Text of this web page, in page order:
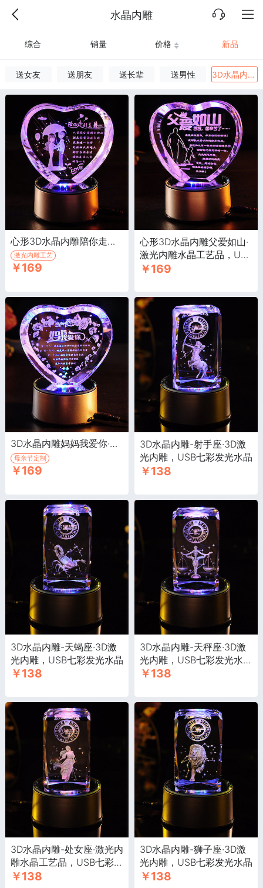
水晶内雕
综合 销量 价格 新品
送女友 送朋友 送长辈 送男性 3D水晶内雕
心形3D水晶内雕陪你走到老·激光内雕水晶工艺品，USB七彩旋转发光, 带音乐底座
激光内雕工艺
￥169
心形3D水晶内雕父爱如山·
激光内雕水晶工艺品，USB
七彩旋转发光带音乐,送父
￥169
3D水晶内雕妈妈我爱你·激光内雕水晶工艺品，USB七彩旋转发光,送妈妈礼物
母亲节定制
￥169
3D水晶内雕-射手座·3D激
光内雕，USB七彩发光水晶
￥138
3D水晶内雕-天蝎座·3D激
光内雕，USB七彩发光水晶
￥138
3D水晶内雕-天秤座·3D激
光内雕，USB七彩发光水
晶, 带音乐底座
￥138
3D水晶内雕-处女座·激光内
雕水晶工艺品，USB七彩旋
转发光, 带音乐底座
￥138
3D水晶内雕-狮子座·3D激
光内雕，USB七彩发光水晶
￥138